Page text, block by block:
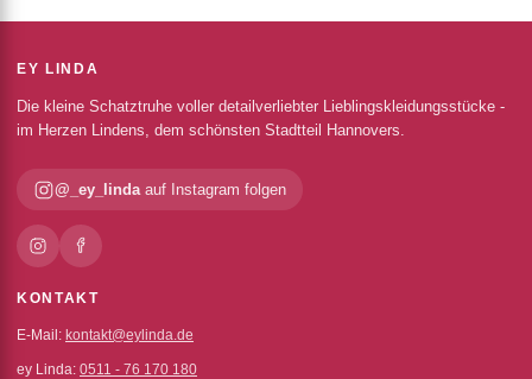
EY LINDA
Die kleine Schatztruhe voller detailverliebter Lieblingskleidungsstücke -
im Herzen Lindens, dem schönsten Stadtteil Hannovers.
@_ey_lindaauf Instagram folgen
KONTAKT
E-Mail: kontakt@eylinda.de
ey Linda: 0511 - 76 170 180